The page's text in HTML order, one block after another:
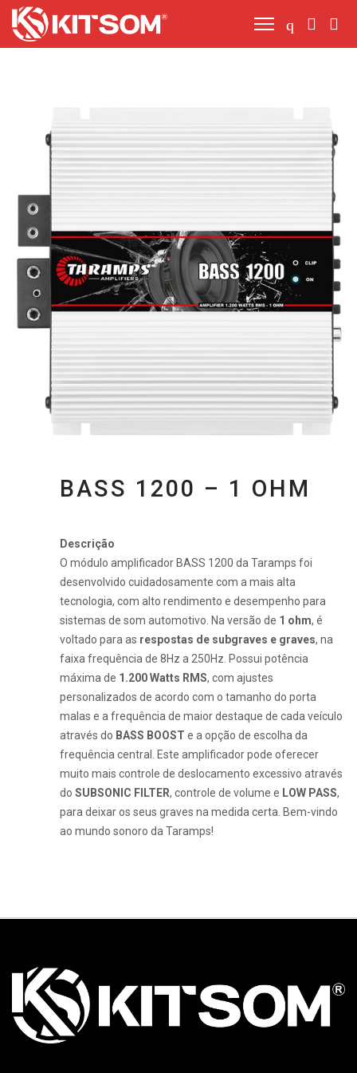
BASS 1200 – 1 OHM
Descrição
O módulo amplificador BASS 1200 da Taramps foi
desenvolvido cuidadosamente com a mais alta
tecnologia, com alto rendimento e desempenho para
sistemas de som automotivo. Na versão de 1 ohm, é
voltado para as respostas de subgraves e graves, na
faixa frequência de 8Hz a 250Hz. Possui potência
máxima de 1.200 Watts RMS, com ajustes
personalizados de acordo com o tamanho do porta
malas e a frequência de maior destaque de cada veículo
através do BASS BOOST e a opção de escolha da
frequência central. Este amplificador pode oferecer
muito mais controle de deslocamento excessivo através
do SUBSONIC FILTER, controle de volume e LOW PASS,
para deixar os seus graves na medida certa. Bem-vindo
ao mundo sonoro da Taramps!